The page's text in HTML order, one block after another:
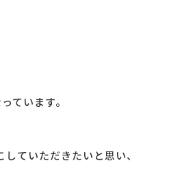
ています。
ていただきたいと思い、